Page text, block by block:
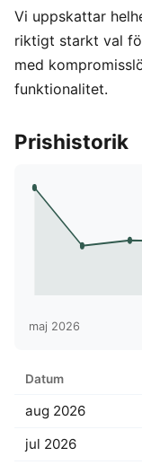
Vi uppskattar
riktigt starkt val
med
funktionalitet.
Prishistorik
maj 2026
Datum
aug 2026
jul 2026